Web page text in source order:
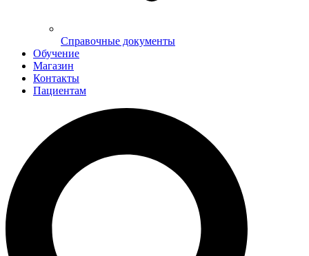
Справочные документы
Обучение
Магазин
Контакты
Пациентам